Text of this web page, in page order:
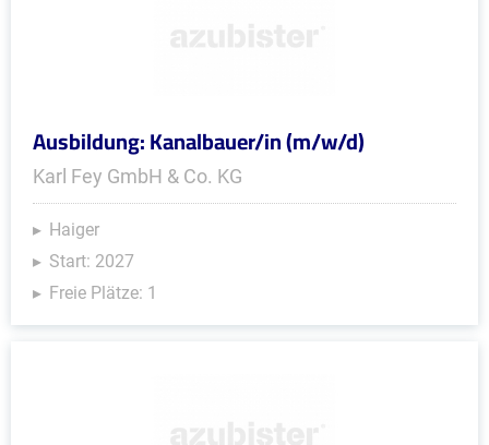
Ausbildung: Kanalbauer/in (m/w/d)
Karl Fey GmbH & Co. KG
Haiger
Start: 2027
Freie Plätze: 1